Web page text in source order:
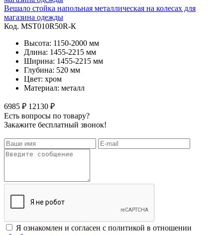
Вешало стойка напольная металлическая на колесах для
магазина одежды
Код. MST010R50R-К
Высота: 1150-2000 мм
Длина: 1455-2215 мм
Ширина: 1455-2215 мм
Глубина: 520 мм
Цвет: хром
Материал: металл
6985 ₽ 12130 ₽
Есть вопросы по товару?
Закажите бесплатный звонок!
Я ознакомлен и согласен с политикой в отношении